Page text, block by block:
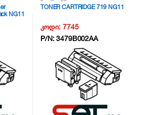
NG11
TONER CARTRIDGE 719 NG11
კოდი:7745
P/N:3479B002AA